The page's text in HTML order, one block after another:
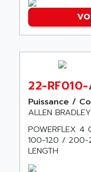
NT620C
SIMATIC S5-
SIMATIC
S900 II
S900
AGTATEC AG
AHEAD
AHLBERG
AIP
AIR
AIR ET
AIR LIQUIDE
AIR SYSTEMS
AIR
AIRBUS
22-
Puissance /
ALLEN BRADLEY
POWERFLEX 4
100-120 / 200-
LENGTH